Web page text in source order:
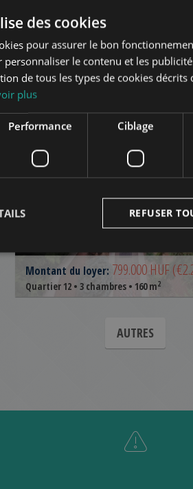
dans le même
Montant du loyer: 799.000 HUF
Quartier 12 • 3 chambres • 160 m2
AUTRES
des cookies
pour assurer le bon
le contenu et les
de tous les types de cookies
plus
Performance Ciblage
REFUSER